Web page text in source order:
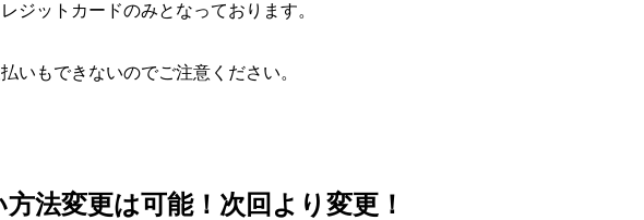
ジットカードのみとなっております。
いもできないのでご注意ください。
法変更は可能！次回より変更！